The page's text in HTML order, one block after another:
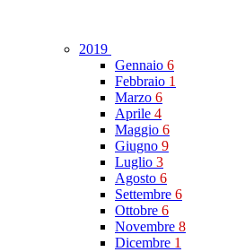
2019
Gennaio 6
Febbraio 1
Marzo 6
Aprile 4
Maggio 6
Giugno 9
Luglio 3
Agosto 6
Settembre 6
Ottobre 6
Novembre 8
Dicembre 1